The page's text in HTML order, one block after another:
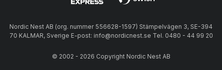
Nordic Nest AB (org. nummer 556628-1597) Stämpelvägen 3, SE-394
70 KALMAR, Sverige E-post: info@nordicnest.se Tel. 0480 - 44 99 20
© 2002 - 2026 Copyright Nordic Nest AB